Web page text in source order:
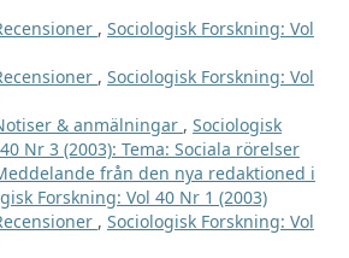
, Sociologisk Forskning: Vol
, Sociologisk Forskning: Vol
& anmälningar , Sociologisk
Nr 3 (2003): Tema: Sociala rörelser
från den nya redaktioned i
Forskning: Vol 40 Nr 1 (2003)
, Sociologisk Forskning: Vol